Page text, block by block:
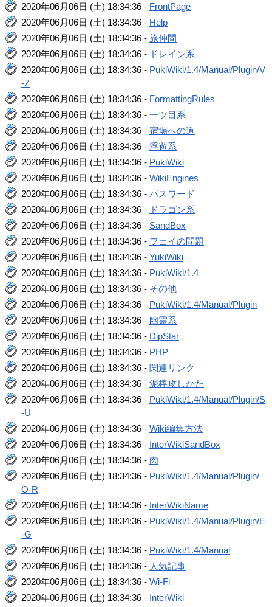
2020年06月06日 (土) 18:34:36 - FrontPage
2020年06月06日 (土) 18:34:36 - Help
2020年06月06日 (土) 18:34:36 -旅仲間
2020年06月06日 (土) 18:34:36 - ドレイン系
2020年06月06日 (土) 18:34:36 - PukiWiki/1.4/Manual/Plugin/V
-Z
2020年06月06日 (土) 18:34:36 - FormattingRules
2020年06月06日 (土) 18:34:36 -一ツ目系
2020年06月06日 (土) 18:34:36 -宿場への道
2020年06月06日 (土) 18:34:36 -浮遊系
2020年06月06日 (土) 18:34:36 - PukiWiki
2020年06月06日 (土) 18:34:36 -WikiEngines
2020年06月06日 (土) 18:34:36 -パスワード
2020年06月06日 (土) 18:34:36 - ドラゴン系
2020年06月06日 (土) 18:34:36 - SandBox
2020年06月06日 (土) 18:34:36 - フェイの問題
2020年06月06日 (土) 18:34:36 -YukiWiki
2020年06月06日 (土) 18:34:36 - PukiWiki/1.4
2020年06月06日 (土) 18:34:36 - その他
2020年06月06日 (土) 18:34:36 - PukiWiki/1.4/Manual/Plugin
2020年06月06日 (土) 18:34:36 - 幽霊系
2020年06月06日 (土) 18:34:36 - DipStar
2020年06月06日 (土) 18:34:36 - PHP
2020年06月06日 (土) 18:34:36 - 関連リンク
2020年06月06日 (土) 18:34:36 -泥棒攻しかた
2020年06月06日 (土) 18:34:36 - PukiWiki/1.4/Manual/Plugin/S
-U
2020年06月06日 (土) 18:34:36 -Wiki編集方法
2020年06月06日 (土) 18:34:36 - InterWikiSandBox
2020年06月06日 (土) 18:34:36 - 肉
2020年06月06日 (土) 18:34:36 - PukiWiki/1.4/Manual/Plugin/
O-R
2020年06月06日 (土) 18:34:36 - InterWikiName
2020年06月06日 (土) 18:34:36 - PukiWiki/1.4/Manual/Plugin/E
-G
2020年06月06日 (土) 18:34:36 - PukiWiki/1.4/Manual
2020年06月06日 (土) 18:34:36 - 人気記事
2020年06月06日 (土) 18:34:36 -Wi-Fi
2020年06月06日 (土) 18:34:36 - InterWiki